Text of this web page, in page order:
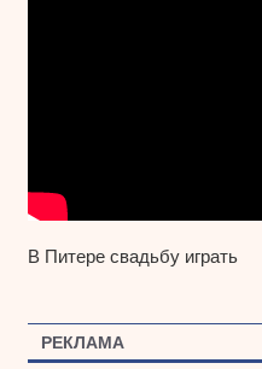
В Питере свадьбу играть
РЕКЛАМА